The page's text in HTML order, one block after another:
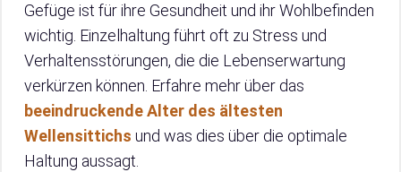
Gefüge ist für ihre Gesundheit und ihr Wohlbefinden
wichtig. Einzelhaltung führt oft zu Stress und
Verhaltensstörungen, die die Lebenserwartung
verkürzen können. Erfahre mehr über das
beeindruckende Alter des ältesten
Wellensittichs und was dies über die optimale
Haltung aussagt.